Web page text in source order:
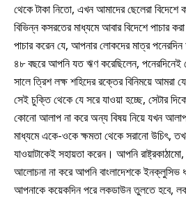
থেকে টাকা নিতো, এখন আমাদের ছেলেরা বিদেশে
বিভিন্ন কসরতের মাধ্যমে আবার বিদেশে পাচার
পাচার করেন যে, আপনার লোকদের মাত্র
৪৮ বছরে আপনি যত ঋণ করেছিলেন,
সালে ত্রিশ লক্ষ শহিদের রক্তের বিনিময়ে আমরা
সেই চুক্তি থেকে যে সরে যাওয়া হচ্ছে, সেটার
কোনো আলাপ না করে অন্য বিষয় নিয়ে যখন
মাধ্যমে একে-ওকে ক্ষমতা থেকে সরানো উচিৎ,
যাওয়াটাকেই সহায়তা করেন। আপনি রাষ্ট্রকাঠামো,
আলোচনা না করে আপনি বাংলাদেশকে ইনক্লুসিভ
আপনাকে কয়েকদিন পরে লকডাউন তুলতে হবে,